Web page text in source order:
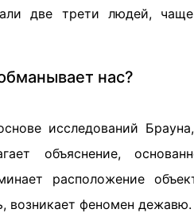
две трети людей, чаще
нас?
исследований
объяснение,
расположение
возникает феномен дежавю.